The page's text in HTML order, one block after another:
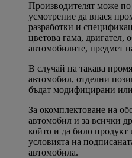
Производителят може
усмотрение да внася
разработки и
цветова гама, двигател,
автомобилите, предмет
В случай на такава
автомобил, отделни
бъдат модифицирани
За окомплектоване на
автомобил и за всички
който и да било продукт
условията на
автомобила.